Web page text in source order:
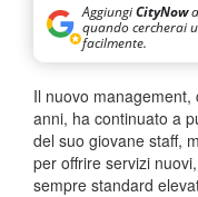
AggiungiCityNow
quando cercherai
facilmente.
Il nuovo
anni, ha continuato a
del suo giovane staff,
per offrire servizi
sempre standard